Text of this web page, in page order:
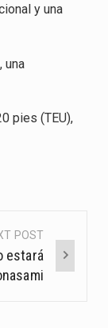
y una
una
pies (TEU),
POST
estará